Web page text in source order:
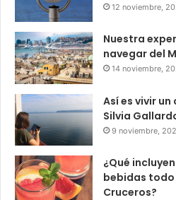
12 noviembre,
Nuestra
navegar del
14 noviembre,
Así es vivir
Silvia
9 noviembre,
¿Qué
bebidas todo
Cruceros?